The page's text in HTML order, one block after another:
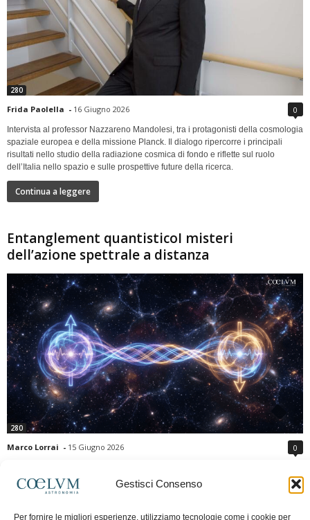
Gestisci Consenso
Per fornire le migliori esperienze, utilizziamo tecnologie come i cookie per
280
Frida Paolella - 16 Giugno 2026 0
Intervista al professor Nazzareno Mandolesi, tra i protagonisti della cosmologia
spaziale europea e della missione Planck. Il dialogo ripercorre i principali
risultati nello studio della radiazione cosmica di fondo e riflette sul ruolo
dell’Italia nello spazio e sulle prospettive future della ricerca.
Continua a leggere
Entanglement quantisticoI misteri
dell’azione spettrale a distanza
280
Marco Lorrai - 15 Giugno 2026 0
moderna: due particelle possono mostrare correlazioni che sembrano ignorare
la distanza che le separa. Gli esperimenti e i teoremi di Bell hanno escluso le
previsioni della meccanica quantistica. Nonostante ciò, l'entanglement non